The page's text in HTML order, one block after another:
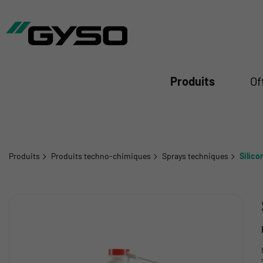
Produits
Produits Produits techno-chimiques Sprays techniques